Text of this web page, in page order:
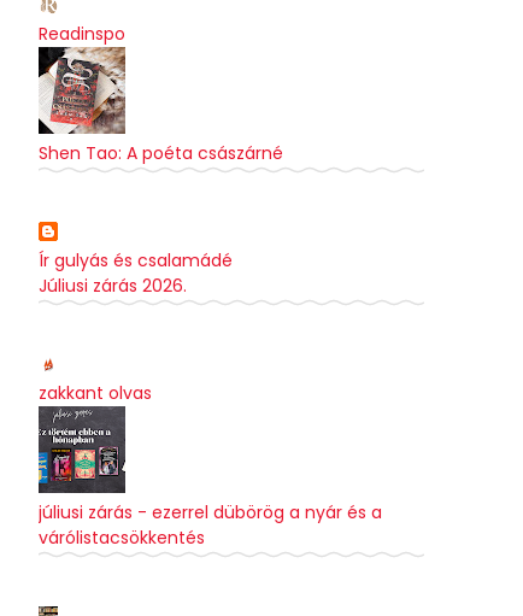
Readinspo
Shen Tao: A poéta császárné
Ír gulyás és csalamádé
Júliusi zárás 2026.
zakkant olvas
júliusi zárás - ezerrel dübörög a nyár és a
várólistacsökkentés